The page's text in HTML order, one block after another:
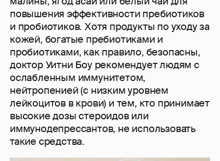
повышения эффективности пребиотиков
и пробиотиков. Хотя продукты по уходу за
кожей, богатые пребиотиками и
пробиотиками, как правило, безопасны,
доктор Уитни Боу рекомендует людям с
ослабленным иммунитетом,
нейтропенией (с низким уровнем
лейкоцитов в крови) и тем, кто принимает
высокие дозы стероидов или
иммунодепрессантов, не использовать
такие средства.